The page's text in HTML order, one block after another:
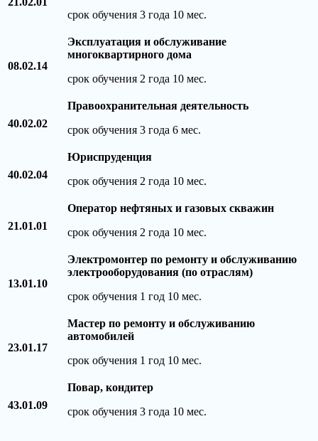
срок обучения 3 года 10 мес.
08.02.14
Эксплуатация и обслуживание
многоквартирного дома
срок обучения 2 года 10 мес.
40.02.02
Правоохранительная деятельность
срок обучения 3 года 6 мес.
40.02.04
Юриспруденция
срок обучения 2 года 10 мес.
21.01.01
Оператор нефтяных и газовых скважин
срок обучения 2 года 10 мес.
13.01.10
Электромонтер по ремонту и обслуживанию
электрооборудования (по отраслям)
срок обучения 1 год 10 мес.
23.01.17
Мастер по ремонту и обслуживанию
автомобилей
срок обучения 1 год 10 мес.
43.01.09
Повар, кондитер
срок обучения 3 года 10 мес.